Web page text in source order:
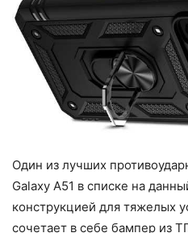
Один из лучших
Galaxy A51 в списке на
конструкцией для тяжелых
сочетает в себе бампер из